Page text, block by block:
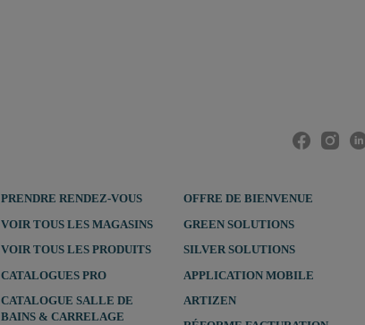
PRENDRE RENDEZ-VOUS
VOIR TOUS LES MAGASINS
VOIR TOUS LES PRODUITS
CATALOGUES PRO
CATALOGUE SALLE DE
BAINS & CARRELAGE
OFFRE DE BIENVENUE
GREEN SOLUTIONS
SILVER SOLUTIONS
APPLICATION MOBILE
ARTIZEN